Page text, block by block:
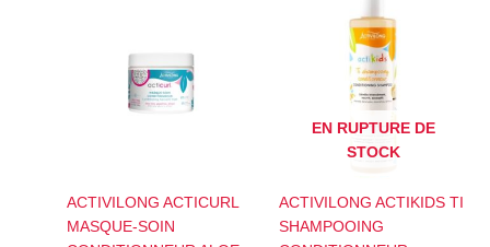
ACTIVILONG ACTICURL
MASQUE-SOIN
EN RUPTURE DE
STOCK
ACTIVILONG ACTIKIDS TI
SHAMPOOING